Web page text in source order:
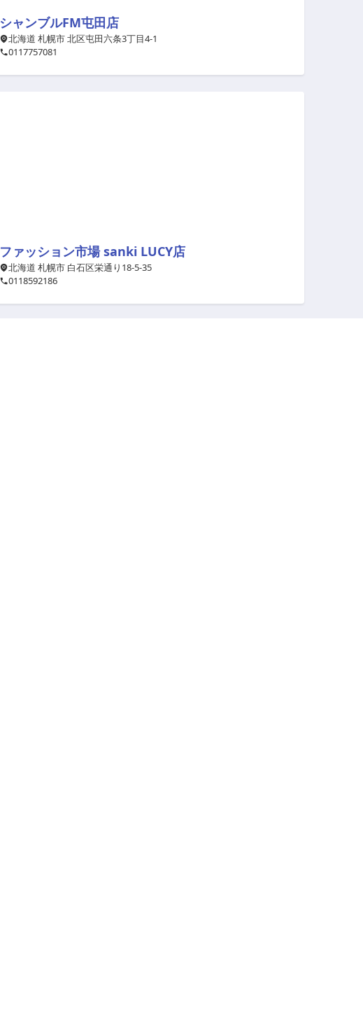
シャンブルFM屯田店
北海道 札幌市 北区屯田六条3丁目4-1
0117757081
ファッション市場 sanki LUCY店
北海道 札幌市 白石区栄通り18-5-35
0118592186